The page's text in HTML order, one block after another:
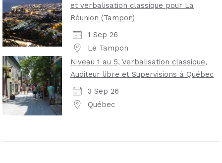
et verbalisation classique pour La
Réunion (Tampon)
1 Sep 26
Le Tampon
Niveau 1 au 5, Verbalisation classique,
Auditeur libre et Supervisions à Québec
3 Sep 26
Québec